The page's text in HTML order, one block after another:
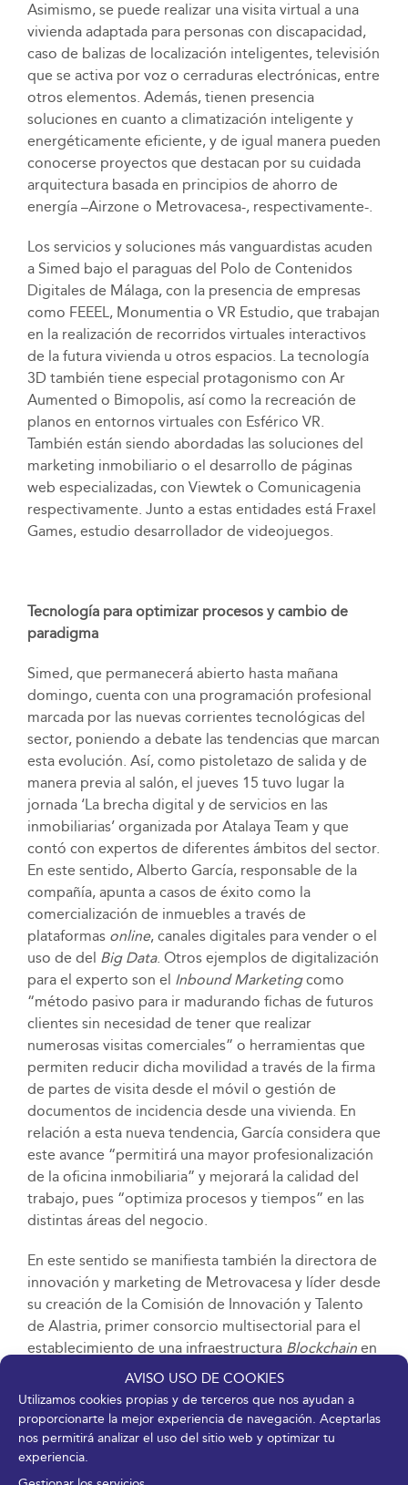
AVISO USO DE COOKIES
Utilizamos cookies propias y de terceros que nos ayudan a
proporcionarte la mejor experiencia de navegación. Aceptarlas
nos permitirá analizar el uso del sitio web y optimizar tu
experiencia.
Asimismo, se puede realizar una visita virtual a una
vivienda adaptada para personas con discapacidad,
caso de balizas de localización inteligentes, televisión
que se activa por voz o cerraduras electrónicas, entre
otros elementos. Además, tienen presencia
soluciones en cuanto a climatización inteligente y
energéticamente eficiente, y de igual manera pueden
conocerse proyectos que destacan por su cuidada
arquitectura basada en principios de ahorro de
energía –Airzone o Metrovacesa-, respectivamente-.
Los servicios y soluciones más vanguardistas acuden
a Simed bajo el paraguas del Polo de Contenidos
Digitales de Málaga, con la presencia de empresas
como FEEEL, Monumentia o VR Estudio, que trabajan
en la realización de recorridos virtuales interactivos
de la futura vivienda u otros espacios. La tecnología
3D también tiene especial protagonismo con Ar
Aumented o Bimopolis, así como la recreación de
planos en entornos virtuales con Esférico VR.
También están siendo abordadas las soluciones del
marketing inmobiliario o el desarrollo de páginas
web especializadas, con Viewtek o Comunicagenia
respectivamente. Junto a estas entidades está Fraxel
Games, estudio desarrollador de videojuegos.
Tecnología para optimizar procesos y cambio de
paradigma
Simed, que permanecerá abierto hasta mañana
domingo, cuenta con una programación profesional
marcada por las nuevas corrientes tecnológicas del
sector, poniendo a debate las tendencias que marcan
esta evolución. Así, como pistoletazo de salida y de
manera previa al salón, el jueves 15 tuvo lugar la
jornada ‘La brecha digital y de servicios en las
inmobiliarias’ organizada por Atalaya Team y que
contó con expertos de diferentes ámbitos del sector.
En este sentido, Alberto García, responsable de la
compañía, apunta a casos de éxito como la
comercialización de inmuebles a través de
plataformas online, canales digitales para vender o el
uso de del Big Data. Otros ejemplos de digitalización
para el experto son el Inbound Marketingcomo
“método pasivo para ir madurando fichas de futuros
clientes sin necesidad de tener que realizar
numerosas visitas comerciales” o herramientas que
permiten reducir dicha movilidad a través de la firma
de partes de visita desde el móvil o gestión de
documentos de incidencia desde una vivienda. En
relación a esta nueva tendencia, García considera que
este avance “permitirá una mayor profesionalización
de la oficina inmobiliaria” y mejorará la calidad del
trabajo, pues “optimiza procesos y tiempos” en las
distintas áreas del negocio.
En este sentido se manifiesta también la directora de
innovación y marketing de Metrovacesa y líder desde
su creación de la Comisión de Innovación y Talento
de Alastria, primer consorcio multisectorial para el
establecimiento de una infraestructura Blockchainen
España. Chicharro, ha participado en la mesa
redonda ‘
Proptechy Blockchain
: la revolución del
sector inmobiliario’ junto con Jaime Fernández -
consultor de estrategiaProptech Blockchainde
Finnovating- y Francisco Javier Gómez, cofundador
de la empresa Paythunder, primera entidad andaluza